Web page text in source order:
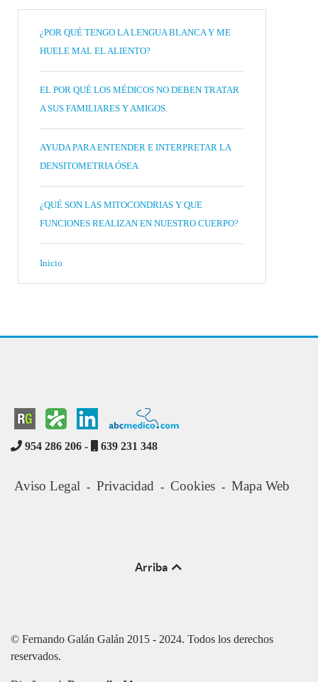
¿POR QUÉ TENGO LA LENGUA BLANCA Y ME
HUELE MAL EL ALIENTO?
EL POR QUÉ LOS MÉDICOS NO DEBEN TRATAR
A SUS FAMILIARES Y AMIGOS.
AYUDA PARA ENTENDER E INTERPRETAR LA
DENSITOMETRIA ÓSEA
¿QUÉ SON LAS MITOCONDRIAS Y QUE
FUNCIONES REALIZAN EN NUESTRO CUERPO?
Inicio
954 286 206 - 639 231 348
Aviso Legal - Privacidad - Cookies - Mapa Web
Arriba
© Fernando Galán Galán 2015 - 2024. Todos los derechos
reservados.